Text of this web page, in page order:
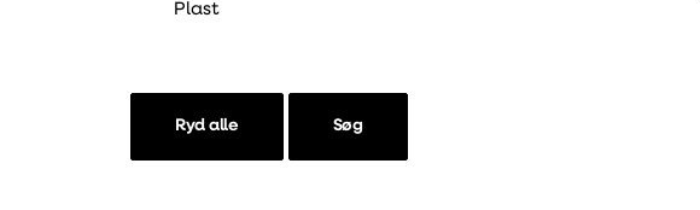
Plast
Ryd alle Søg